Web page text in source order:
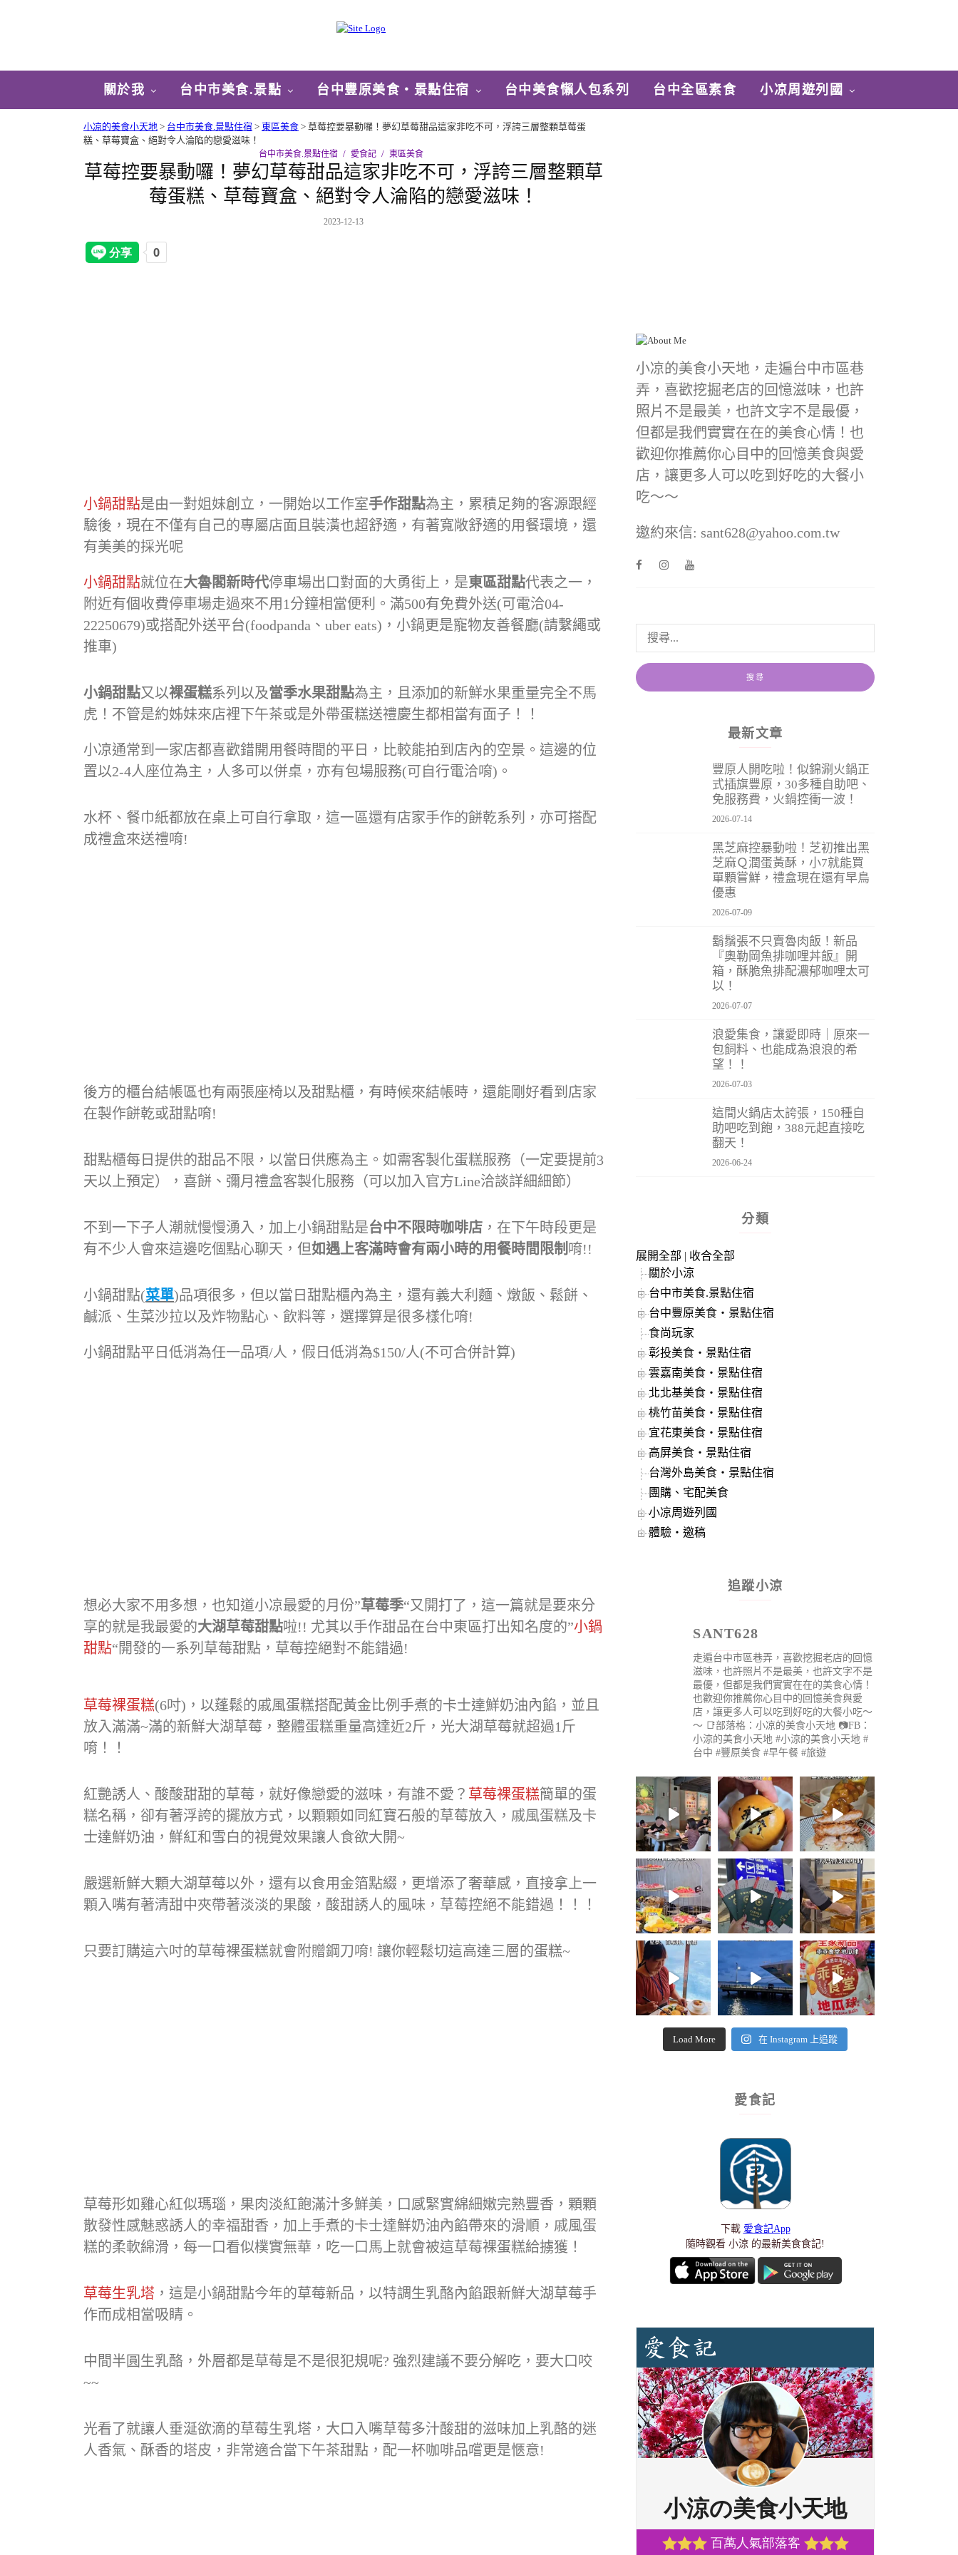
關於我 台中市美食.景點 台中豐原美食‧景點住宿 台中美食懶人包系列 台中全區素食 小凉周遊列國
小凉的美食小天地 > 台中市美食.景點住宿 > 東區美食 > 草莓控要暴動囉！夢幻草莓甜品這家非吃不可，浮誇三層整顆草莓蛋
糕、草莓寶盒、絕對令人淪陷的戀愛滋味！
台中市美食.景點住宿 愛食記 東區美食
草莓控要暴動囉！夢幻草莓甜品這家非吃不可，浮誇三層整顆草
莓蛋糕、草莓寶盒、絕對令人淪陷的戀愛滋味！
2023-12-13
小鍋甜點是由一對姐妹創立，一開始以工作室手作甜點為主，累積足夠的客源跟經
驗後，現在不僅有自己的專屬店面且裝潢也超舒適，有著寬敞舒適的用餐環境，還
有美美的採光呢
小鍋甜點就位在大魯閣新時代停車場出口對面的大勇街上，是東區甜點代表之一，
附近有個收費停車場走過來不用1分鐘相當便利。滿500有免費外送(可電洽04-
22250679)或搭配外送平台(foodpanda、uber eats)，小鍋更是寵物友善餐廳(請繫繩或
推車)
小鍋甜點又以裸蛋糕系列以及當季水果甜點為主，且添加的新鮮水果重量完全不馬
虎！不管是約姊妹來店裡下午茶或是外帶蛋糕送禮慶生都相當有面子！！
小凉通常到一家店都喜歡錯開用餐時間的平日，比較能拍到店內的空景。這邊的位
置以2-4人座位為主，人多可以併桌，亦有包場服務(可自行電洽唷)。
水杯、餐巾紙都放在桌上可自行拿取，這一區還有店家手作的餅乾系列，亦可搭配
成禮盒來送禮唷!
後方的櫃台結帳區也有兩張座椅以及甜點櫃，有時候來結帳時，還能剛好看到店家
在製作餅乾或甜點唷!
甜點櫃每日提供的甜品不限，以當日供應為主。如需客製化蛋糕服務（一定要提前3
天以上預定），喜餅、彌月禮盒客製化服務（可以加入官方Line洽談詳細細節）
不到一下子人潮就慢慢湧入，加上小鍋甜點是台中不限時咖啡店 ，在下午時段更是
有不少人會來這邊吃個點心聊天，但如遇上客滿時會有兩小時的用餐時間限制 唷!!
小鍋甜點(菜單)品項很多，但以當日甜點櫃內為主，還有義大利麵、燉飯、鬆餅、
鹹派、生菜沙拉以及炸物點心、飲料等，選擇算是很多樣化唷!
小鍋甜點平日低消為任一品項/人，假日低消為$150/人(不可合併計算)
想必大家不用多想，也知道小凉最愛的月份”草莓季“又開打了，這一篇就是要來分
享的就是我最愛的大湖草莓甜點啦!! 尤其以手作甜品在台中東區打出知名度的”小鍋
甜點“開發的一系列草莓甜點，草莓控絕對不能錯過!
草莓裸蛋糕(6吋)，以蓬鬆的戚風蛋糕搭配黃金比例手煮的卡士達鮮奶油內餡，並且
放入滿滿~滿的新鮮大湖草莓，整體蛋糕重量高達近2斤，光大湖草莓就超過1斤
唷！！
紅艷誘人、酸酸甜甜的草莓，就好像戀愛的滋味，有誰不愛？ 草莓裸蛋糕簡單的蛋
糕名稱，卻有著浮誇的擺放方式，以顆顆如同紅寶石般的草莓放入，戚風蛋糕及卡
士達鮮奶油，鮮紅和雪白的視覺效果讓人食欲大開~
嚴選新鮮大顆大湖草莓以外，還有以食用金箔點綴，更增添了奢華感，直接拿上一
顆入嘴有著清甜中夾帶著淡淡的果酸，酸甜誘人的風味，草莓控絕不能錯過！！！
只要訂購這六吋的草莓裸蛋糕就會附贈鋼刀唷! 讓你輕鬆切這高達三層的蛋糕~
草莓形如雞心紅似瑪瑙，果肉淡紅飽滿汁多鮮美，口感緊實綿細嫩完熟豐香，顆顆
散發性感魅惑誘人的幸福甜香，加上手煮的卡士達鮮奶油內餡帶來的滑順，戚風蛋
糕的柔軟綿滑，每一口看似樸實無華，吃一口馬上就會被這草莓裸蛋糕給擄獲！
草莓生乳塔 ，這是小鍋甜點今年的草莓新品，以特調生乳酪內餡跟新鮮大湖草莓手
作而成相當吸睛。
中間半圓生乳酪，外層都是草莓是不是很犯規呢? 強烈建議不要分解吃，要大口咬
~~
光看了就讓人垂涎欲滴的草莓生乳塔，大口入嘴草莓多汁酸甜的滋味加上乳酪的迷
人香氣、酥香的塔皮，非常適合當下午茶甜點，配一杯咖啡品嚐更是愜意!
小凉的美食小天地，走遍台中市區巷
弄，喜歡挖掘老店的回憶滋味，也許
照片不是最美，也許文字不是最優，
但都是我們實實在在的美食心情！也
歡迎你推薦你心目中的回憶美食與愛
店，讓更多人可以吃到好吃的大餐小
吃～～
邀約來信: sant628@yahoo.com.tw
最新文章
豐原人開吃啦！似錦涮火鍋正
式插旗豐原，30多種自助吧、
免服務費，火鍋控衝一波！
2026-07-14
黑芝麻控暴動啦！芝初推出黑
芝麻Ｑ潤蛋黃酥，小7就能買
單顆嘗鮮，禮盒現在還有早鳥
優惠
2026-07-09
鬍鬚張不只賣魯肉飯！新品
『奧勒岡魚排咖哩丼飯』開
箱，酥脆魚排配濃郁咖哩太可
以！
2026-07-07
浪愛集食，讓愛即時｜原來一
包飼料、也能成為浪浪的希
望！！
2026-07-03
這間火鍋店太誇張，150種自
助吧吃到飽，388元起直接吃
翻天！
2026-06-24
分類
展開全部 | 收合全部
關於小涼
台中市美食.景點住宿
台中豐原美食‧景點住宿
食尚玩家
彰投美食‧景點住宿
雲嘉南美食‧景點住宿
北北基美食‧景點住宿
桃竹苗美食‧景點住宿
宜花東美食‧景點住宿
高屏美食‧景點住宿
台灣外島美食‧景點住宿
團購、宅配美食
小凉周遊列國
體驗‧邀稿
追蹤小涼
SANT628
走遍台中市區巷弄，喜歡挖掘老店的回憶
滋味，也許照片不是最美，也許文字不是
最優，但都是我們實實在在的美食心情！
也歡迎你推薦你心目中的回憶美食與愛
店，讓更多人可以吃到好吃的大餐小吃～
～ 📑部落格：小凉的美食小天地 📷FB：
小涼的美食小天地 #小涼的美食小天地 #
台中 #豐原美食 #早午餐 #旅遊
Load More 在 Instagram 上追蹤
愛食記
下載 愛食記App
隨時觀看 小涼 的最新美食食記!